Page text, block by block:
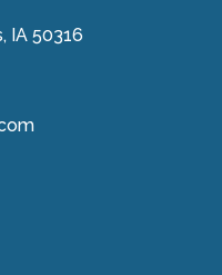
IA 50316